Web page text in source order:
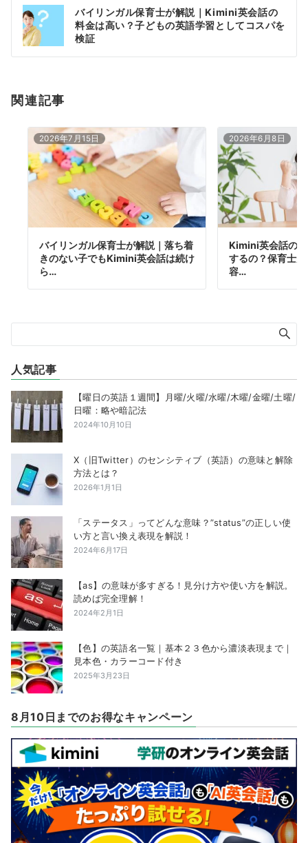
シ
バイリンガル保育士が解説｜Kimini英会話の
料金は高い？子どもの英語学習としてコスパを
検証
関連記事
2026年7月15日
バイリンガル保育士が解説｜落ち着
きのない子でもKimini英会話は続け
ら…
2026年6月8日
Kimini英会話の
するの？保育士
容…
人気記事
【曜日の英語１週間】月曜/火曜/水曜/木曜/金曜/土曜/
日曜：略や暗記法
2024年10月10日
X（旧Twitter）のセンシティブ（英語）の意味と解除
方法とは？
2026年1月1日
「ステータス」ってどんな意味？”status”の正しい使
い方と言い換え表現を解説！
2024年6月17日
【as】の意味が多すぎる！見分け方や使い方を解説。
読めば完全理解！
2024年2月1日
【色】の英語名一覧｜基本２３色から濃淡表現まで｜
見本色・カラーコード付き
2025年3月23日
8月10日までのお得なキャンペーン